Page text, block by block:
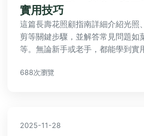
實用技巧
這篇長壽花照顧指南詳細介紹光照
剪等關鍵步驟，並解答常見問題如
等。無論新手或老手，都能學到實
688次瀏覽
2025-11-28